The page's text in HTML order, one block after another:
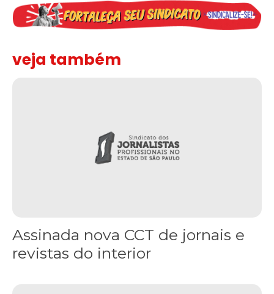
veja também
Assinada nova CCT de jornais e
revistas do interior